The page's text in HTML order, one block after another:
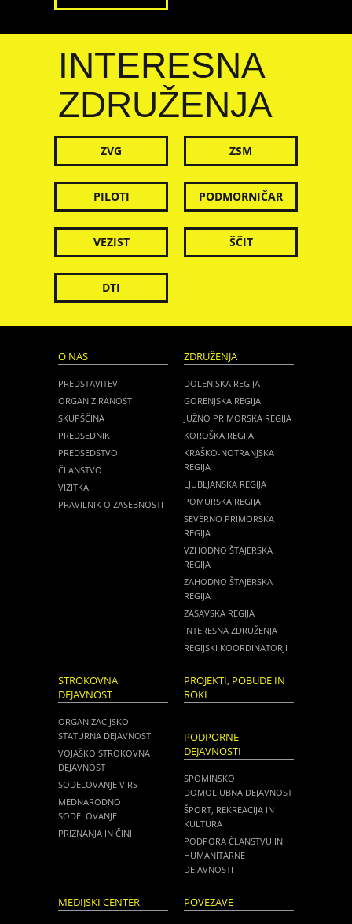
INTERESNA
ZDRUŽENJA
ZVG ZSM
PILOTI PODMORNIČAR
VEZIST ŠČIT
DTI
O NAS
PREDSTAVITEV
ORGANIZIRANOST
SKUPŠČINA
PREDSEDNIK
PREDSEDSTVO
ČLANSTVO
VIZITKA
PRAVILNIK O ZASEBNOSTI
ZDRUŽENJA
DOLENJSKA REGIJA
GORENJSKA REGIJA
JUŽNO PRIMORSKA REGIJA
KOROŠKA REGIJA
KRAŠKO-NOTRANJSKA
REGIJA
LJUBLJANSKA REGIJA
POMURSKA REGIJA
SEVERNO PRIMORSKA
REGIJA
VZHODNO ŠTAJERSKA
REGIJA
ZAHODNO ŠTAJERSKA
REGIJA
ZASAVSKA REGIJA
INTERESNA ZDRUŽENJA
REGIJSKI KOORDINATORJI
STROKOVNA
DEJAVNOST
ORGANIZACIJSKO
STATURNA DEJAVNOST
VOJAŠKO STROKOVNA
DEJAVNOST
SODELOVANJE V RS
MEDNARODNO
SODELOVANJE
PRIZNANJA IN ČINI
PROJEKTI, POBUDE IN
ROKI
PODPORNE
DEJAVNOSTI
SPOMINSKO
DOMOLJUBNA DEJAVNOST
ŠPORT, REKREACIJA IN
KULTURA
PODPORA ČLANSTVU IN
HUMANITARNE
DEJAVNOSTI
MEDIJSKI CENTER POVEZAVE